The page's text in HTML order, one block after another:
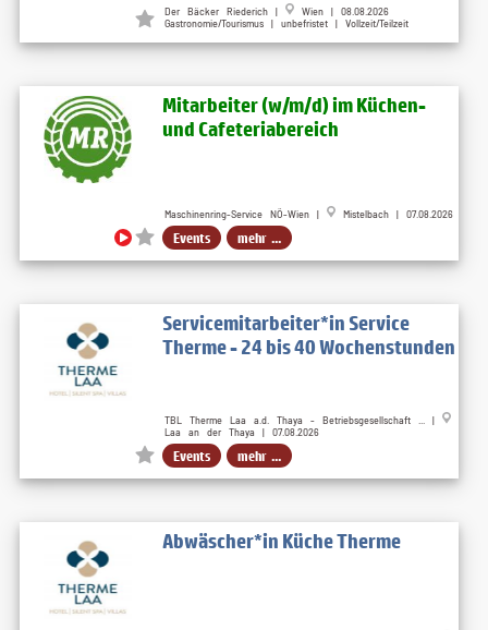
Der Bäcker Riederich |
Wien | 08.08.2026
Gastronomie/Tourismus | unbefristet | Vollzeit/Teilzeit
Mitarbeiter (w​/m​/d) im Küchen-
und Cafeteriabereich
Maschinenring-Service NÖ-Wien | Mistelbach | 07.08.2026
Events mehr ...
Servicemitarbeiter*in Service
Therme - 24 bis 40 Wochenstunden
TBL Therme Laa a.d. Thaya - Betriebsgesellschaft ... |
Laa an der Thaya | 07.08.2026
Events mehr ...
Abwäscher*in Küche Therme